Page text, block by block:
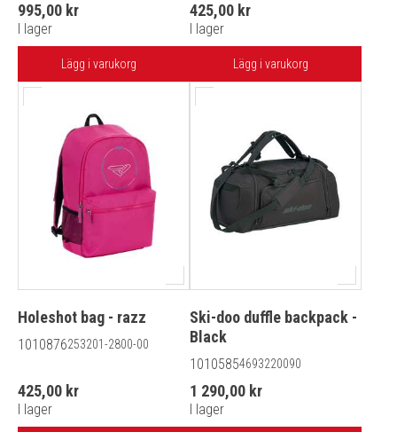
995,00 kr
I lager
Lägg i varukorg
425,00 kr
I lager
Lägg i varukorg
Holeshot bag - razz
1010876253201-2800-00
425,00 kr
I lager
Ski-doo duffle backpack -
Black
10105854693220090
1 290,00 kr
I lager